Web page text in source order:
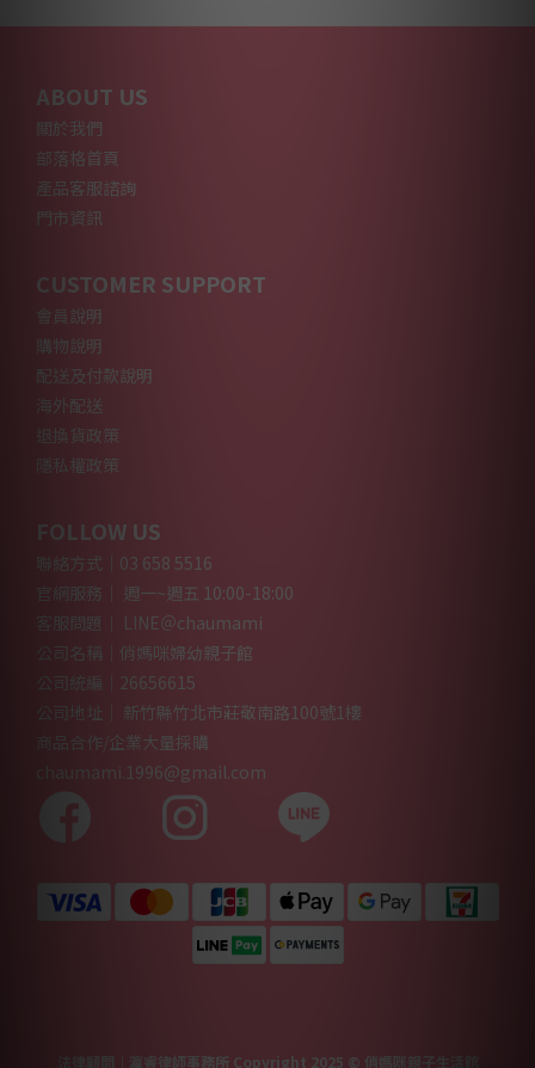
ABOUT US
關於我們
部落格首頁
產品客服諮詢
門市資訊
CUSTOMER SUPPORT
會員說明
購物說明
配送及付款說明
海外配送
退換貨政策
隱私權政策
FOLLOW US
聯絡方式｜03 658 5516
官網服務｜ 週一~週五 10:00-18:00
客服問題｜ LINE＠chaumami
公司名稱｜俏媽咪婦幼親子館
公司統編｜26656615
公司地址｜ 新竹縣竹北市莊敬南路100號1樓
商品合作/企業大量採購
chaumami.1996@gmail.com
法律顧問｜瀛睿律師事務所 Copyright 2025 © 俏媽咪親子生活館